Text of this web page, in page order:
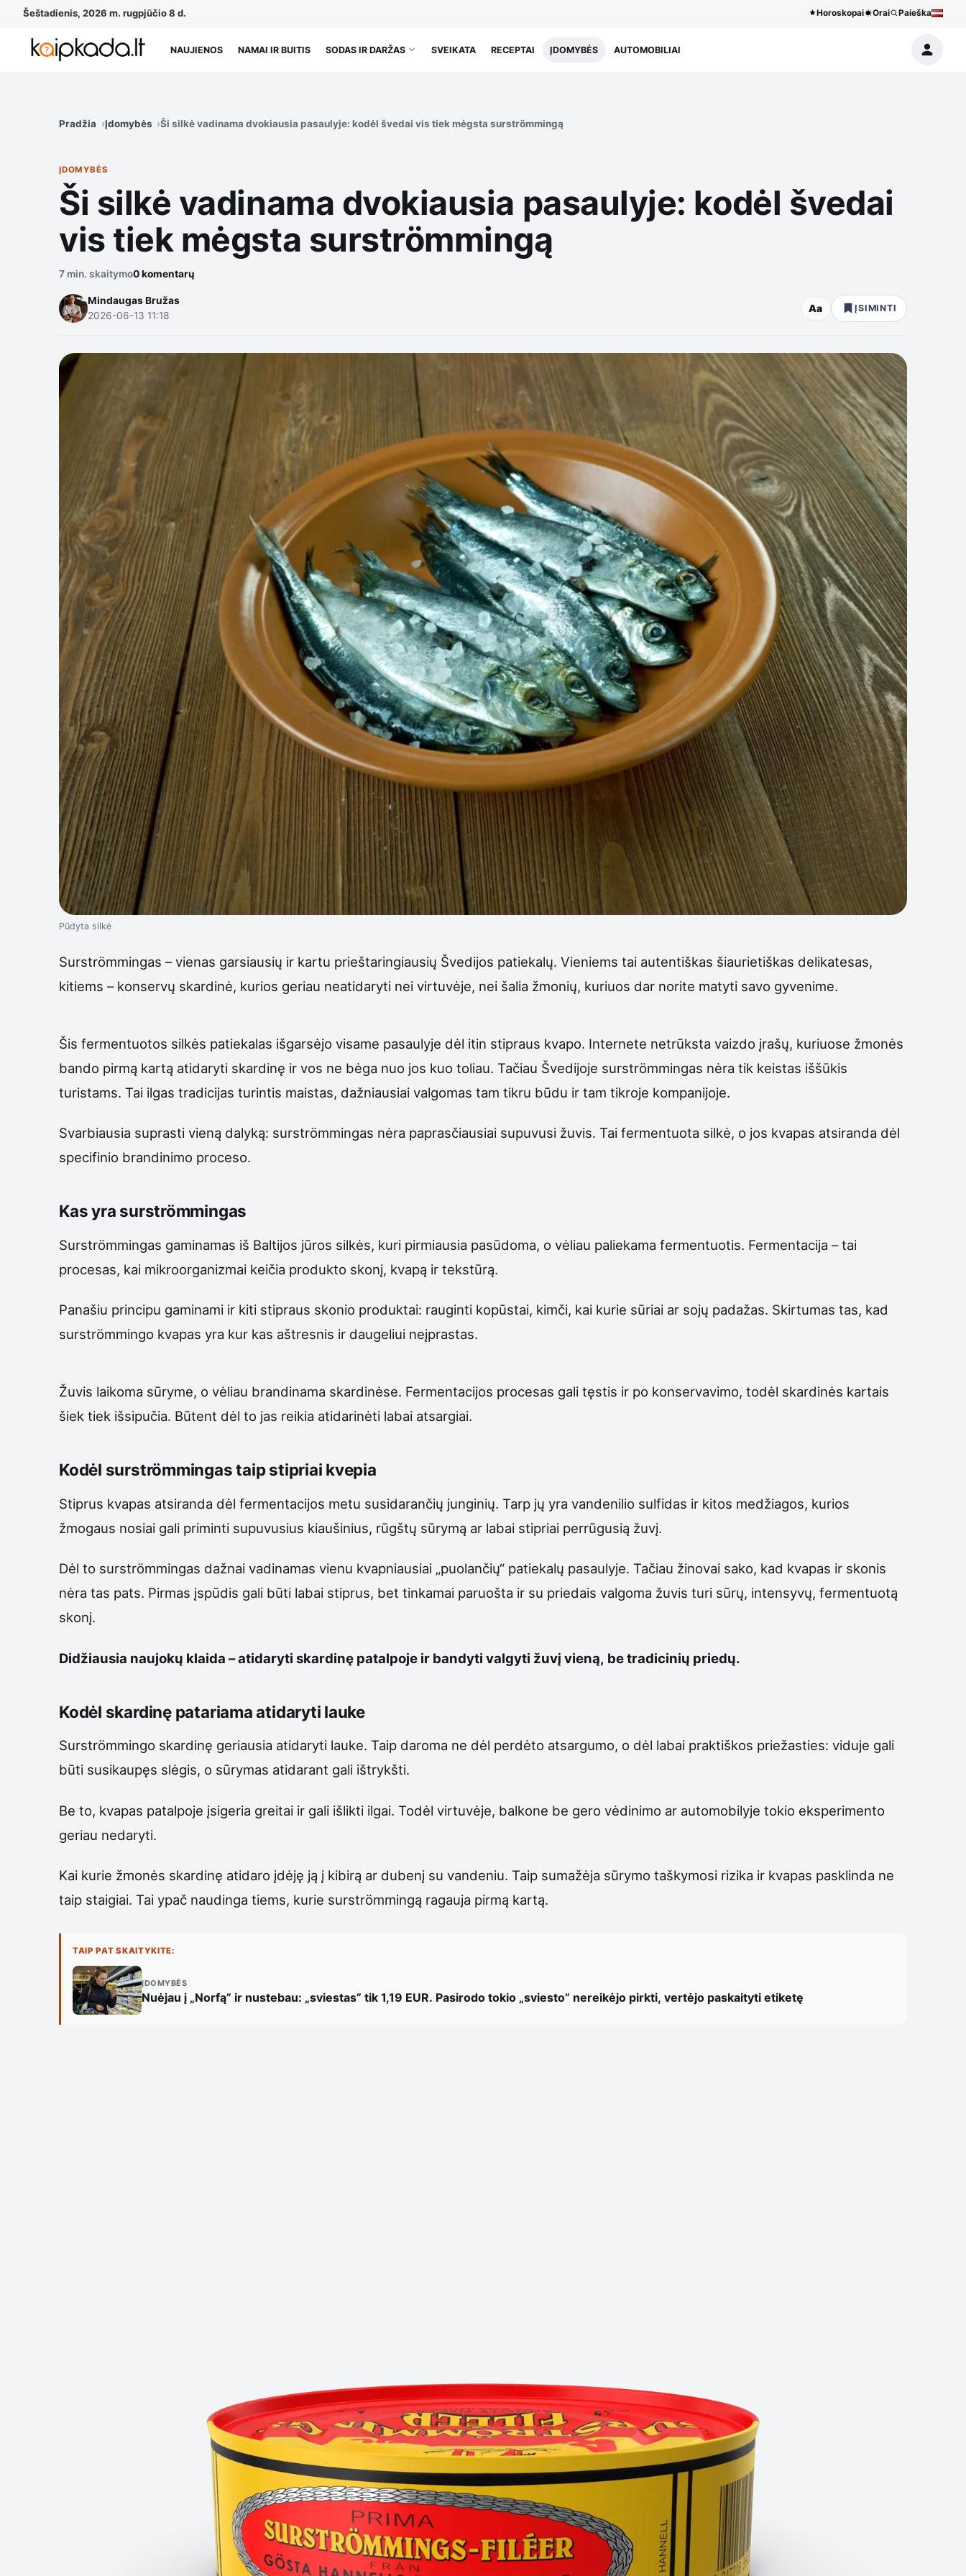
Šeštadienis, 2026 m. rugpjūčio 8 d. Horoskopai Orai Paieška
NAUJIENOS NAMAI IR BUITIS SODAS IR DARŽAS SVEIKATA RECEPTAI ĮDOMYBĖS AUTOMOBILIAI
Pradžia Įdomybės Ši silkė vadinama dvokiausia pasaulyje: kodėl švedai vis tiek mėgsta surströmmingą
ĮDOMYBĖS
Ši silkė vadinama dvokiausia pasaulyje: kodėl švedai
vis tiek mėgsta surströmmingą
7 min. skaitymo0 komentarų
Mindaugas Bružas
2026-06-13 11:18
Aa ĮSIMINTI
Pūdyta silkė
Surströmmingas – vienas garsiausių ir kartu prieštaringiausių Švedijos patiekalų. Vieniems tai autentiškas šiaurietiškas delikatesas,
kitiems – konservų skardinė, kurios geriau neatidaryti nei virtuvėje, nei šalia žmonių, kuriuos dar norite matyti savo gyvenime.
Šis fermentuotos silkės patiekalas išgarsėjo visame pasaulyje dėl itin stipraus kvapo. Internete netrūksta vaizdo įrašų, kuriuose žmonės
bando pirmą kartą atidaryti skardinę ir vos ne bėga nuo jos kuo toliau. Tačiau Švedijoje surströmmingas nėra tik keistas iššūkis
turistams. Tai ilgas tradicijas turintis maistas, dažniausiai valgomas tam tikru būdu ir tam tikroje kompanijoje.
Svarbiausia suprasti vieną dalyką: surströmmingas nėra paprasčiausiai supuvusi žuvis. Tai fermentuota silkė, o jos kvapas atsiranda dėl
specifinio brandinimo proceso.
Kas yra surströmmingas
Surströmmingas gaminamas iš Baltijos jūros silkės, kuri pirmiausia pasūdoma, o vėliau paliekama fermentuotis. Fermentacija – tai
procesas, kai mikroorganizmai keičia produkto skonį, kvapą ir tekstūrą.
Panašiu principu gaminami ir kiti stipraus skonio produktai: rauginti kopūstai, kimči, kai kurie sūriai ar sojų padažas. Skirtumas tas, kad
surströmmingo kvapas yra kur kas aštresnis ir daugeliui neįprastas.
Žuvis laikoma sūryme, o vėliau brandinama skardinėse. Fermentacijos procesas gali tęstis ir po konservavimo, todėl skardinės kartais
šiek tiek išsipučia. Būtent dėl to jas reikia atidarinėti labai atsargiai.
Kodėl surströmmingas taip stipriai kvepia
Stiprus kvapas atsiranda dėl fermentacijos metu susidarančių junginių. Tarp jų yra vandenilio sulfidas ir kitos medžiagos, kurios
žmogaus nosiai gali priminti supuvusius kiaušinius, rūgštų sūrymą ar labai stipriai perrūgusią žuvį.
Dėl to surströmmingas dažnai vadinamas vienu kvapniausiai „puolančių“ patiekalų pasaulyje. Tačiau žinovai sako, kad kvapas ir skonis
nėra tas pats. Pirmas įspūdis gali būti labai stiprus, bet tinkamai paruošta ir su priedais valgoma žuvis turi sūrų, intensyvų, fermentuotą
skonį.
Didžiausia naujokų klaida – atidaryti skardinę patalpoje ir bandyti valgyti žuvį vieną, be tradicinių priedų.
Kodėl skardinę patariama atidaryti lauke
Surströmmingo skardinę geriausia atidaryti lauke. Taip daroma ne dėl perdėto atsargumo, o dėl labai praktiškos priežasties: viduje gali
būti susikaupęs slėgis, o sūrymas atidarant gali ištrykšti.
Be to, kvapas patalpoje įsigeria greitai ir gali išlikti ilgai. Todėl virtuvėje, balkone be gero vėdinimo ar automobilyje tokio eksperimento
geriau nedaryti.
Kai kurie žmonės skardinę atidaro įdėję ją į kibirą ar dubenį su vandeniu. Taip sumažėja sūrymo taškymosi rizika ir kvapas pasklinda ne
taip staigiai. Tai ypač naudinga tiems, kurie surströmmingą ragauja pirmą kartą.
TAIP PAT SKAITYKITE:
ĮDOMYBĖS
Nuėjau į „Norfą” ir nustebau: „sviestas” tik 1,19 EUR. Pasirodo tokio „sviesto” nereikėjo pirkti, vertėjo paskaityti etiketę